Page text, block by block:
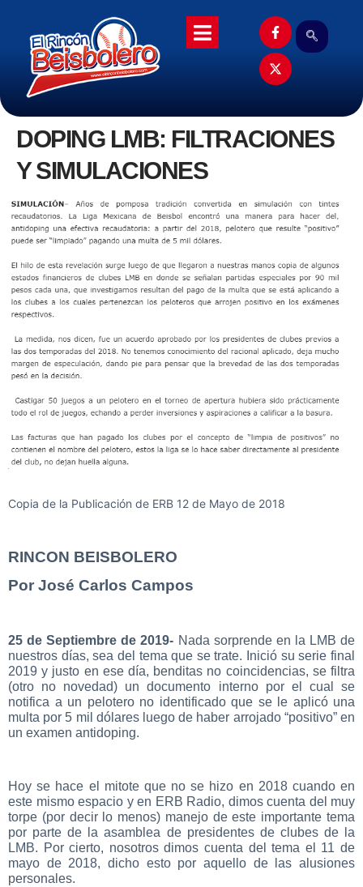
DOPING LMB: FILTRACIONES
Y SIMULACIONES
Copia de la Publicación de ERB 12 de Mayo de 2018
RINCON BEISBOLERO
Por José Carlos Campos
25 de Septiembre de 2019- Nada sorprende en la LMB de
nuestros días, sea del tema que se trate. Inició su serie final
2019 y justo en ese día, benditas no coincidencias, se filtra
(otro no novedad) un documento interno por el cual se
notifica a un pelotero no identificado que se le aplicó una
multa por 5 mil dólares luego de haber arrojado “positivo” en
un examen antidoping.
Hoy se hace el mitote que no se hizo en 2018 cuando en
este mismo espacio y en ERB Radio, dimos cuenta del muy
torpe (por decir lo menos) manejo de este importante tema
por parte de la asamblea de presidentes de clubes de la
LMB. Por cierto, nosotros dimos cuenta del tema el 11 de
mayo de 2018, dicho esto por aquello de las alusiones
personales.